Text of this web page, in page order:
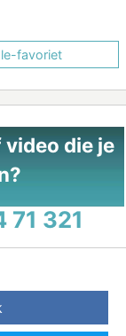
favoriet
die je
71 321